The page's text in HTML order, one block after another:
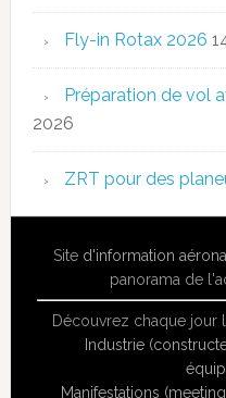
Fly-in Rotax 2026
Préparation de vol
2026
ZRT pour des
Site d'information
panorama de
Découvrez chaque jour
Industrie
Manifestations